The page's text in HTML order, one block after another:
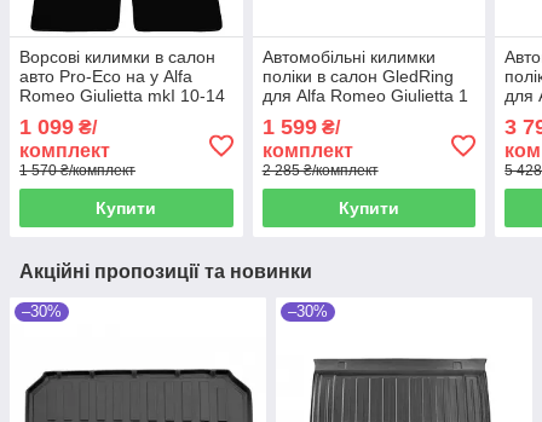
Ворсові килимки в салон
авто Pro-Eco на у Alfa
Romeo Giulietta mkI 10-14
чорні
1 099 ₴/
комплект
1 570 ₴/комплект
Купити
Автомобільні килимки
поліки в салон GledRing
для Alfa Romeo Giulietta 1
Джульєтта чорні
1 599₴/
комплект
2 285 ₴/комплект
Купити
для
3
5
Акційні пропозиції та новинки
–30% –30%